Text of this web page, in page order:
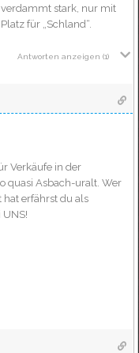
stark, nur mit
für „Schland“.
Antworten anzeigen (1)
Verkäufe in der
quasi Asbach-uralt. Wer
erfährst du als